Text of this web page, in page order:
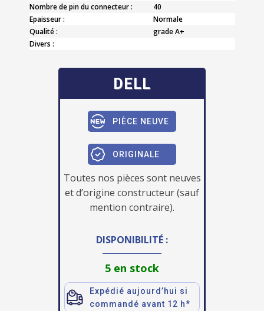
Nombre de pin du connecteur :
40
Epaisseur :
Normale
Qualité :
grade A+
Divers :
DELL
PIÈCE NEUVE
ORIGINALE
Toutes nos pièces sont neuves
et d’origine constructeur (sauf
mention contraire).
DISPONIBILITÉ :
5 en stock
Expédié aujourd’hui si
commandé avant 12 h*